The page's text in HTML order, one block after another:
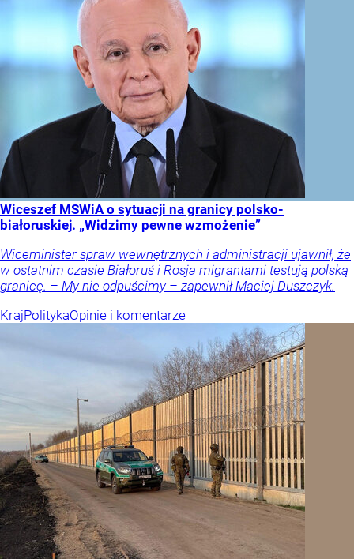
Wiceszef MSWiA o sytuacji na granicy polsko-
białoruskiej. „Widzimy pewne wzmożenie”
Wiceminister spraw wewnętrznych i administracji ujawnił, że
w ostatnim czasie Białoruś i Rosja migrantami testują polską
granicę. – My nie odpuścimy – zapewnił Maciej Duszczyk.
KrajPolitykaOpinie i komentarze